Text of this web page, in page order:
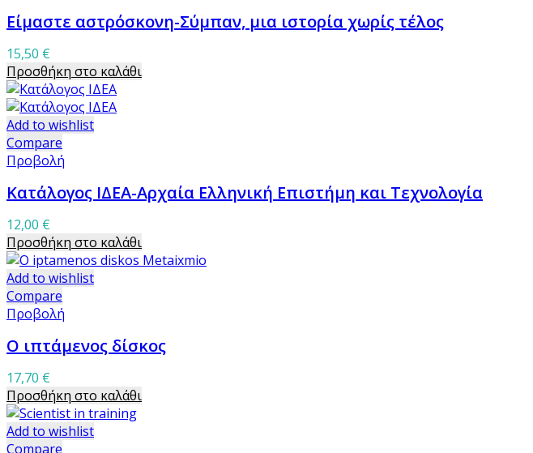
Είμαστε αστρόσκονη-Σύμπαν, μια ιστορία χωρίς τέλος
15,50 €
Προσθήκη στο καλάθι
Add to wishlist
Compare
Προβολή
Κατάλογος ΙΔΕΑ-Αρχαία Ελληνική Επιστήμη και Τεχνολογία
12,00 €
Προσθήκη στο καλάθι
Add to wishlist
Compare
Προβολή
Ο ιπτάμενος δίσκος
17,70 €
Προσθήκη στο καλάθι
Add to wishlist
Compare